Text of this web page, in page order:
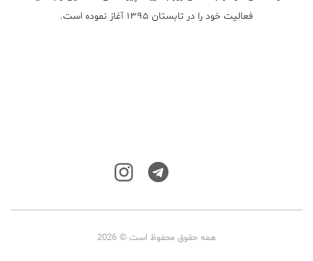
فعالیت خود را در تابستان ۱۳۹۵ آغاز نموده است.
همه حقوق محفوظ است © 2026